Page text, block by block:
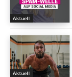
Aktuell
Aktuell